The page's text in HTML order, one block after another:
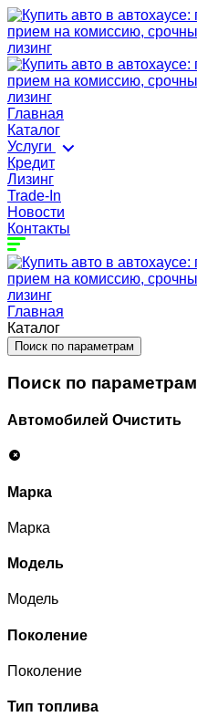
Главная
Каталог
Услуги
Кредит
Лизинг
Trade-In
Новости
Контакты
Главная
Каталог
Поиск по параметрам
Поиск по параметрам
Автомобилей Очистить
Марка
Марка
Модель
Модель
Поколение
Поколение
Тип топлива